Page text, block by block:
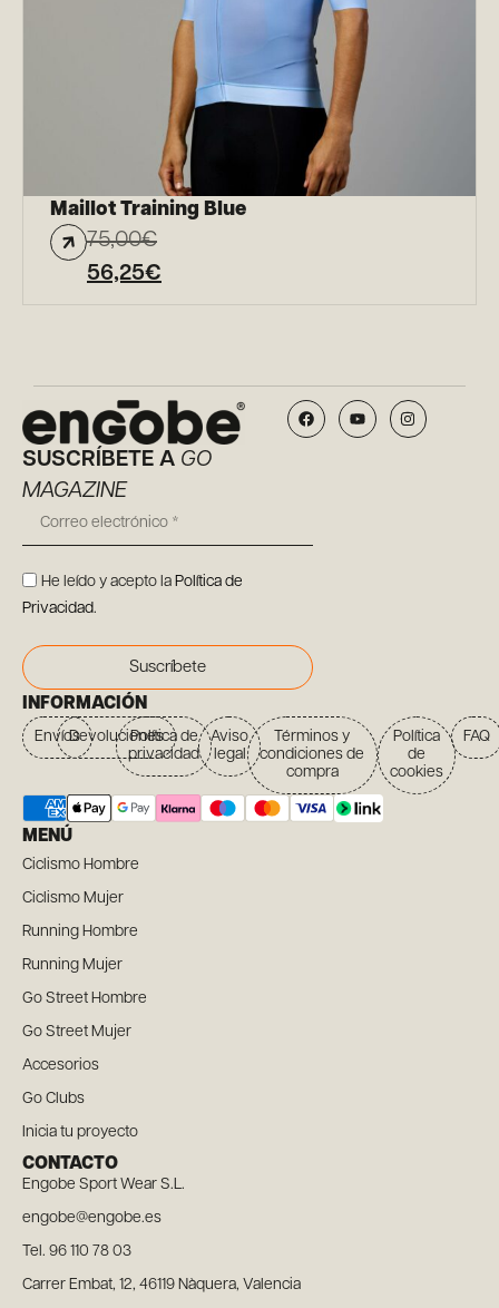
Maillot Training Blue
75,00€
56,25€
SUSCRÍBETE A GO
MAGAZINE
He leído y acepto la Política de
Privacidad.
Suscríbete
INFORMACIÓN
EnvíosDevolucionesPolítica de
privacidad
Aviso
legal
Términos y
condiciones de
compra
Política
de
cookies
FAQ
MENÚ
Ciclismo Hombre
Ciclismo Mujer
Running Hombre
Running Mujer
Go Street Hombre
Go Street Mujer
Accesorios
Go Clubs
Inicia tu proyecto
CONTACTO
Engobe Sport Wear S.L.
engobe@engobe.es
Tel. 96 110 78 03
Carrer Embat, 12, 46119 Nàquera, Valencia